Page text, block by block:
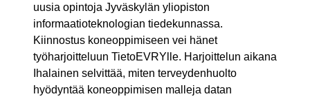
uusia opintoja Jyväskylän yliopiston
informaatioteknologian tiedekunnassa.
Kiinnostus koneoppimiseen vei hänet
työharjoitteluun TietoEVRYlle. Harjoittelun aikana
Ihalainen selvittää, miten terveydenhuolto
hyödyntää koneoppimisen malleja datan